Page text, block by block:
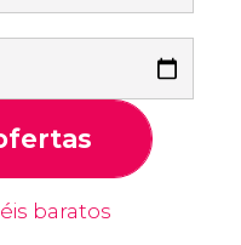
baratos